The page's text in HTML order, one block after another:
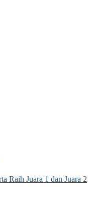
Raih Juara 1 dan Juara 2